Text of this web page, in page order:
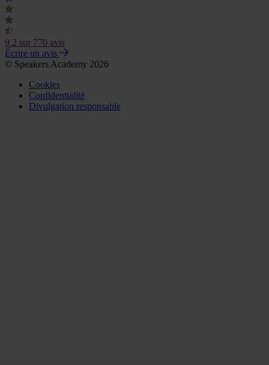
9.2 sur 770 avis
Écrire un avis
© Speakers Academy 2026
Cookies
Confidentialité
Divulgation responsable